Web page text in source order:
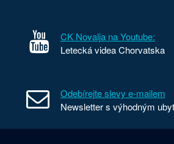
CK Novalja na Youtube:
Letecká videa Chorvatska
Odebírejte slevy e-mailem
Newsletter s výhodným